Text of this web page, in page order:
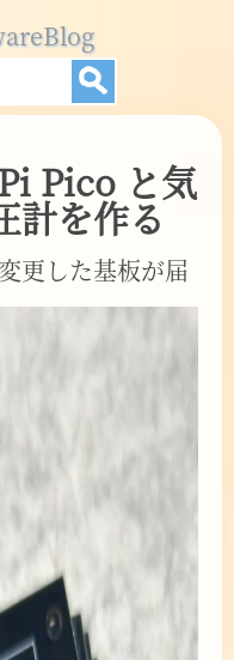
Blog
Pico と気
計を作る
更した基板が届